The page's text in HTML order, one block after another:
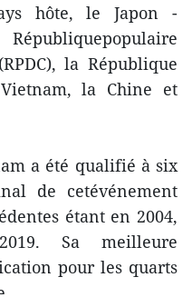
hôte, le Japon -
la République
la Chine et
a été qualifié à six
de cetévénement
étant en 2004,
Sa meilleure
pour les quarts